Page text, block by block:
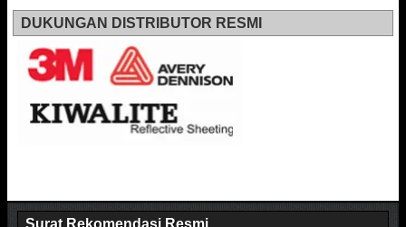
DUKUNGAN DISTRIBUTOR RESMI
Surat Rekomendasi Resmi